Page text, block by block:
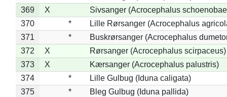
369
X
Sivsanger (Acrocephalus
370
*
Lille Rørsanger (Acrocephalus
371
*
Buskrørsanger (Acrocephalus
372
X
Rørsanger (Acrocephalus scirpaceus)
373
X
Kærsanger (Acrocephalus palustris)
374
*
Lille Gulbug (Iduna caligata)
375
*
Bleg Gulbug (Iduna pallida)